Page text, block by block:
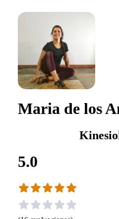
Maria de los
5.0